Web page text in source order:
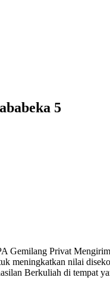
5
Privat
meningkatkan nilai
Berkuliah di tempat